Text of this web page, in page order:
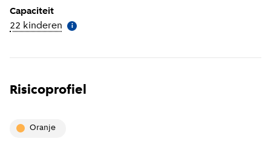
Capaciteit
22 kinderen Meer informatie
i
Risicoprofiel
oranje